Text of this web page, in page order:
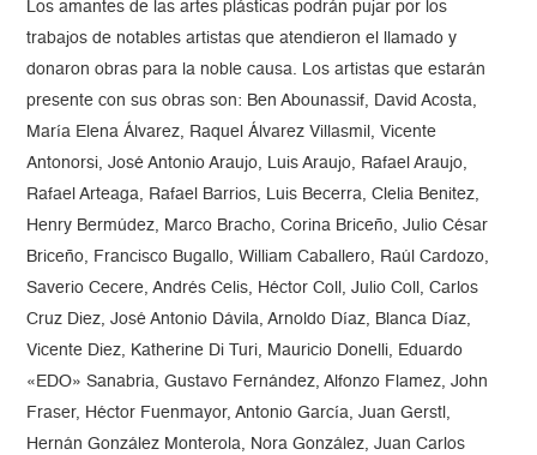
Los amantes de las artes plásticas podrán pujar por los
trabajos de notables artistas que atendieron el llamado y
donaron obras para la noble causa. Los artistas que estarán
presente con sus obras son: Ben Abounassif, David Acosta,
María Elena Álvarez, Raquel Álvarez Villasmil, Vicente
Antonorsi, José Antonio Araujo, Luis Araujo, Rafael Araujo,
Rafael Arteaga, Rafael Barrios, Luis Becerra, Clelia Benitez,
Henry Bermúdez, Marco Bracho, Corina Briceño, Julio César
Briceño, Francisco Bugallo, William Caballero, Raúl Cardozo,
Saverio Cecere, Andrés Celis, Héctor Coll, Julio Coll, Carlos
Cruz Diez, José Antonio Dávila, Arnoldo Díaz, Blanca Díaz,
Vicente Diez, Katherine Di Turi, Mauricio Donelli, Eduardo
«EDO» Sanabria, Gustavo Fernández, Alfonzo Flamez, John
Fraser, Héctor Fuenmayor, Antonio García, Juan Gerstl,
Hernán González Monterola, Nora González, Juan Carlos